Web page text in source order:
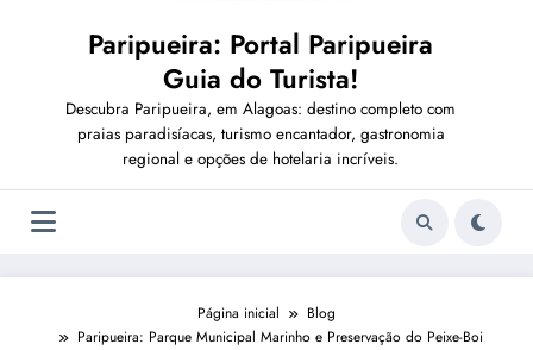
Paripueira: Portal Paripueira
Guia do Turista!
Descubra Paripueira, em Alagoas: destino completo com
praias paradisíacas, turismo encantador, gastronomia
regional e opções de hotelaria incríveis.
Página inicial
Blog
Paripueira: Parque Municipal Marinho e Preservação do Peixe-Boi